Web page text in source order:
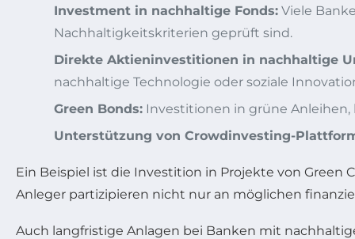
Investment in nachhaltige Fonds: Viele
Nachhaltigkeitskriterien geprüft sind.
Direkte Aktieninvestitionen in nachhaltige
nachhaltige Technologie oder soziale
Green Bonds: Investitionen in grüne
Unterstützung von Crowdinvesting-
Ein Beispiel ist die Investition in Projekte von Green
Anleger partizipieren nicht nur an möglichen
Auch langfristige Anlagen bei Banken mit